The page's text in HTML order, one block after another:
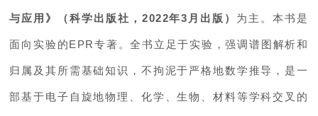
与应用》（科学出版社，2022年3月出版） 为主。本书是
面向实验的EPR专著。全书立足于实验，强调谱图解析和
归属及其所需基础知识，不拘泥于严格地数学推导，是一
部基于电子自旋地物理、化学、生物、材料等学科交叉的